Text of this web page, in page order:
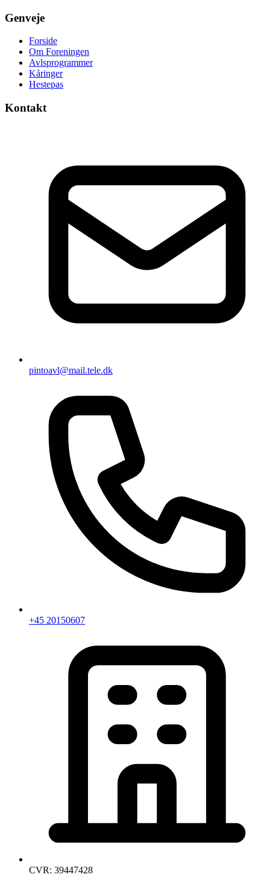
Genveje
Forside
Om Foreningen
Avlsprogrammer
Kåringer
Hestepas
Kontakt
pintoavl@mail.tele.dk
+45 20150607
CVR: 39447428